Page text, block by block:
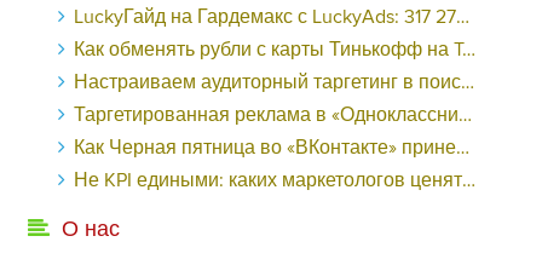
LuckyГайд на Гардемакс с LuckyAds: 317 279 рублей за 10 дней - «Надо знать»
Как обменять рубли с карты Тинькофф на Tether ERC20 (USDT)?
Настраиваем аудиторный таргетинг в поисковой кампании Google Ads - «Заработок»
Таргетированная реклама в «Одноклассниках»: как ее настроить и нужно ли - «Заработок»
Как Черная пятница во «ВКонтакте» принесла магазину подарков 221 продажу по цене 38 рублей - «Заработок»
Не KPI едиными: каких маркетологов ценят - «Заработок»
О нас